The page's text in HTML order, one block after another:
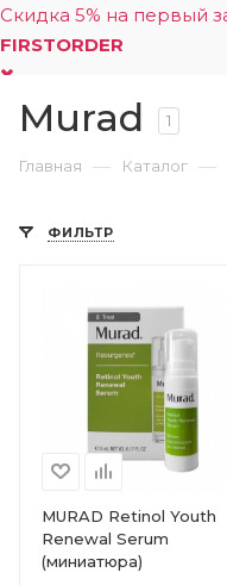
Скидка 5% на первый
FIRSTORDER
Murad 1
Главная — Каталог —
ФИЛЬТР
MURAD Retinol Youth
Renewal Serum
(миниатюра)